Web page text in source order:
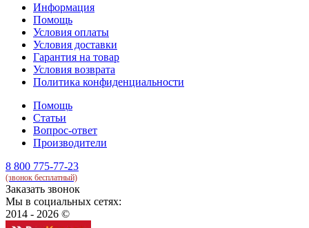
Информация
Помощь
Условия оплаты
Условия доставки
Гарантия на товар
Условия возврата
Политика конфиденциальности
Помощь
Статьи
Вопрос-ответ
Производители
8 800 775-77-23
(звонок бесплатный)
Заказать звонок
Мы в социальных сетях:
2014 - 2026 ©